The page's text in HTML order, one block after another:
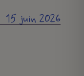
15 juin 2026